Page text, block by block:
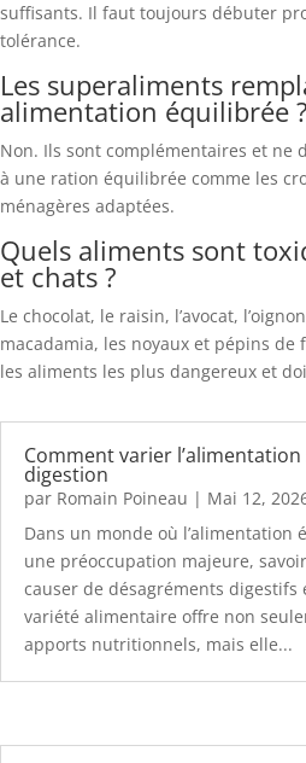
suffisants. Il faut toujours débuter
tolérance.
Les superaliments
alimentation équilibrée ?
Non. Ils sont complémentaires et ne
à une ration équilibrée comme les
ménagères adaptées.
Quels aliments sont
et chats ?
Le chocolat, le raisin, l’avocat,
macadamia, les noyaux et pépins
les aliments les plus dangereux et
Comment varier
digestion
par Romain Poineau | Mai 12,
Dans un monde où l’alimentation
une préoccupation majeure,
causer de désagréments digestifs
variété alimentaire offre non
apports nutritionnels, mais elle...